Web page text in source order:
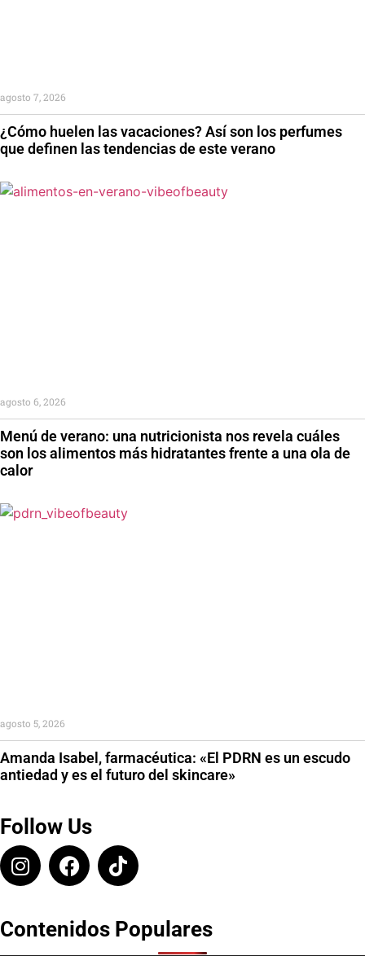
¿Cómo huelen las vacaciones? Así son los perfumes
que definen las tendencias de este verano
agosto 7, 2026
Menú de verano: una nutricionista nos revela cuáles
son los alimentos más hidratantes frente a una ola de
calor
agosto 6, 2026
Amanda Isabel, farmacéutica: «El PDRN es un escudo
antiedad y es el futuro del skincare»
agosto 5, 2026
Follow Us
Contenidos Populares